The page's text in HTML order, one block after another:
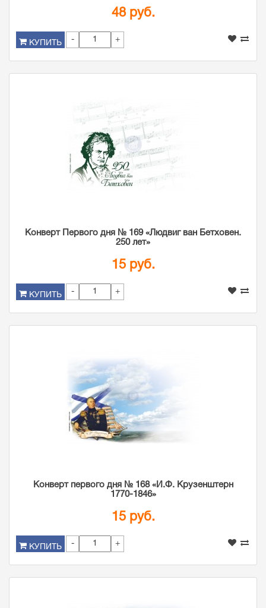
48 руб.
КУПИТЬ - +
Конверт Первого дня № 169 «Людвиг ван Бетховен.
250 лет»
15 руб.
КУПИТЬ - +
Конверт первого дня № 168 «И.Ф. Крузенштерн
1770-1846»
15 руб.
КУПИТЬ - +